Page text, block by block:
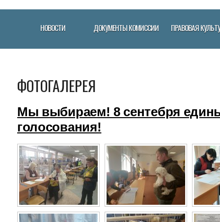
НОВОСТИ ДОКУМЕНТЫ КОМИССИИ ПРАВОВАЯ
ФОТОГАЛЕРЕЯ
Мы выбираем! 8 сентебря
голосования!